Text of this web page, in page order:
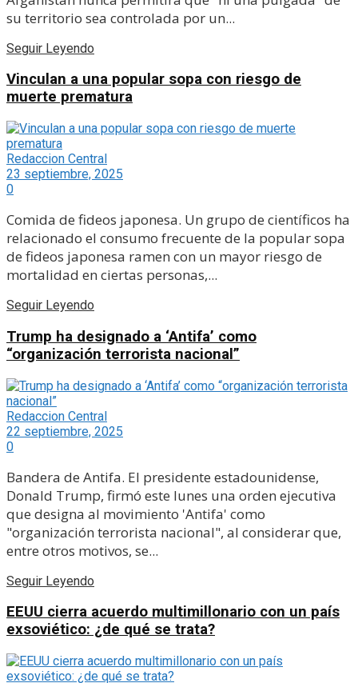
su territorio sea controlada por un...
Seguir Leyendo
Vinculan a una popular sopa con riesgo de
muerte prematura
Redaccion Central
23 septiembre, 2025
0
Comida de fideos japonesa. Un grupo de científicos ha
relacionado el consumo frecuente de la popular sopa
de fideos japonesa ramen con un mayor riesgo de
mortalidad en ciertas personas,...
Seguir Leyendo
Trump ha designado a ‘Antifa’ como
“organización terrorista nacional”
Redaccion Central
22 septiembre, 2025
0
Bandera de Antifa. El presidente estadounidense,
Donald Trump, firmó este lunes una orden ejecutiva
que designa al movimiento 'Antifa' como
"organización terrorista nacional", al considerar que,
entre otros motivos, se...
Seguir Leyendo
EEUU cierra acuerdo multimillonario con un país
exsoviético: ¿de qué se trata?